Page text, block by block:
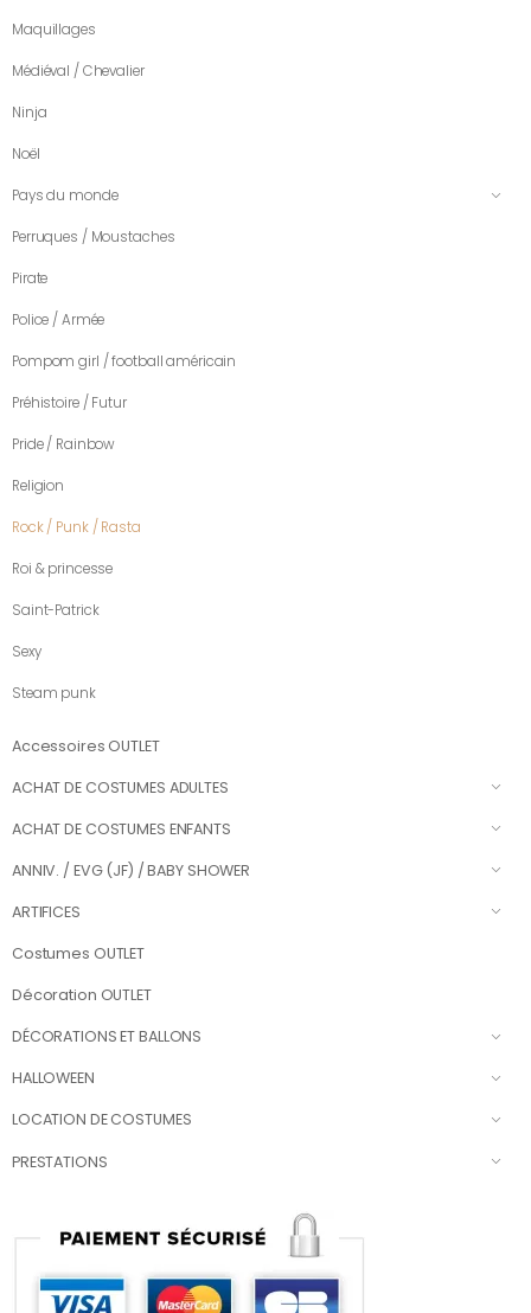
Maquillages
Médiéval / Chevalier
Ninja
Noël
Pays du monde
Perruques / Moustaches
Pirate
Police / Armée
Pompom girl / football américain
Préhistoire / Futur
Pride / Rainbow
Religion
Rock / Punk / Rasta
Roi & princesse
Saint-Patrick
Sexy
Steam punk
Accessoires OUTLET
ACHAT DE COSTUMES ADULTES
ACHAT DE COSTUMES ENFANTS
ANNIV. / EVG (JF) / BABY SHOWER
ARTIFICES
Costumes OUTLET
Décoration OUTLET
DÉCORATIONS ET BALLONS
HALLOWEEN
LOCATION DE COSTUMES
PRESTATIONS